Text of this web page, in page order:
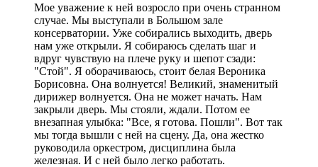
Мое уважение к ней возросло при очень странном
случае. Мы выступали в Большом зале
консерватории. Уже собирались выходить, дверь
нам уже открыли. Я собираюсь сделать шаг и
вдруг чувствую на плече руку и шепот сзади:
"Стой". Я оборачиваюсь, стоит белая Вероника
Борисовна. Она волнуется! Великий, знаменитый
дирижер волнуется. Она не может начать. Нам
закрыли дверь. Мы стояли, ждали. Потом ее
внезапная улыбка: "Все, я готова. Пошли". Вот так
мы тогда вышли с ней на сцену. Да, она жестко
руководила оркестром, дисциплина была
железная. И с ней было легко работать.